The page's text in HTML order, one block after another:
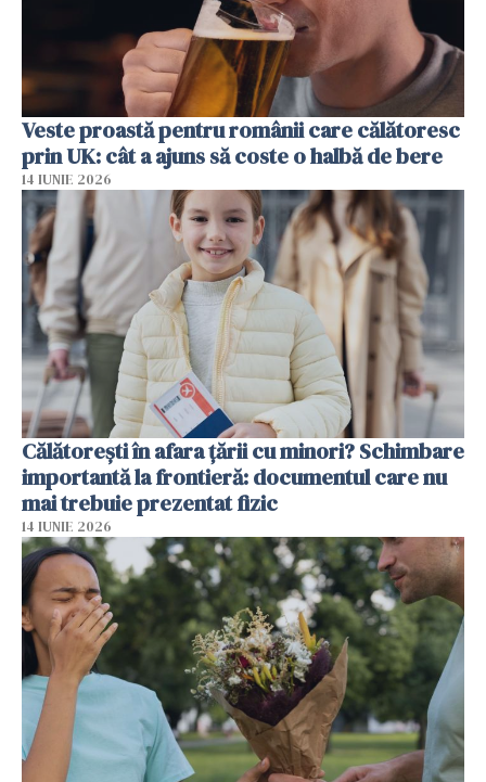
Veste proastă pentru românii care călătoresc
prin UK: cât a ajuns să coste o halbă de bere
14 IUNIE 2026
Călătorești în afara țării cu minori? Schimbare
importantă la frontieră: documentul care nu
mai trebuie prezentat fizic
14 IUNIE 2026